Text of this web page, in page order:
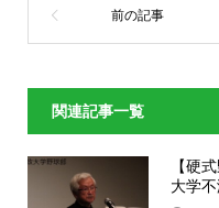
関連記事一覧
【硬
大学不